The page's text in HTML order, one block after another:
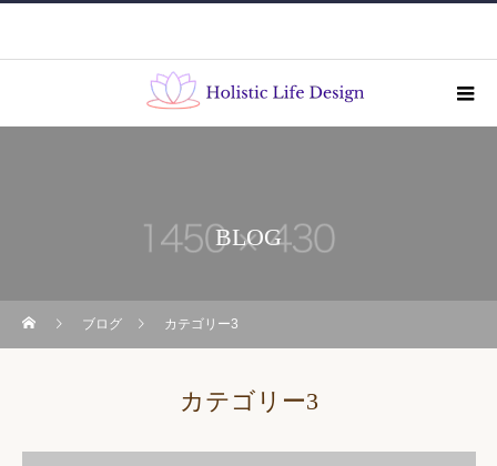
BLOG
ブログ カテゴリー3
カテゴリー3